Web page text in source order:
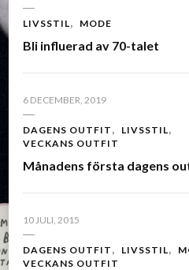
LIVSSTIL MODE
Bli influerad av 70-talet
6 DECEMBER, 2019
DAGENS OUTFIT
LIVSSTIL
VECKANS OUTFIT
Månadens första dagens
10 JULI, 2015
DAGENS OUTFIT LIVSSTIL
VECKANS OUTFIT